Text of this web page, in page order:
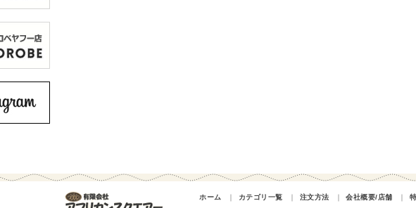
ホーム ｜ カテゴリ一覧 ｜ 注文方法 ｜ 会社概要/店舗 ｜